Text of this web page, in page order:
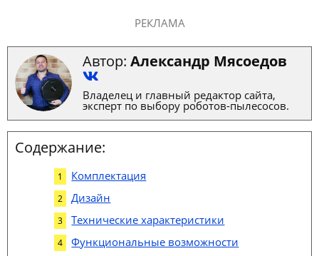
РЕКЛАМА
Автор: Александр Мясоедов
Владелец и главный редактор сайта,
эксперт по выбору роботов-пылесосов.
Содержание:
Комплектация
Дизайн
Технические характеристики
Функциональные возможности